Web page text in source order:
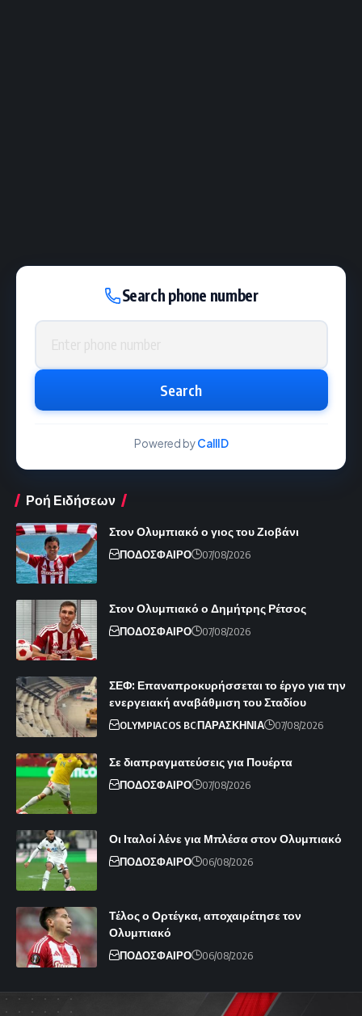
Search phone number
Phone number
Search
Powered byCallID
Ροή Ειδήσεων
Στον Ολυμπιακό ο γιος του Ζιοβάνι
ΠΟΔΟΣΦΑΙΡΟ 07/08/2026
Στον Ολυμπιακό ο Δημήτρης Ρέτσος
ΠΟΔΟΣΦΑΙΡΟ 07/08/2026
ΣΕΦ: Επαναπροκυρήσσεται το έργο για την
ενεργειακή αναβάθμιση του Σταδίου
OLYMPIACOS BCΠΑΡΑΣΚΗΝΙΑ 07/08/2026
Σε διαπραγματεύσεις για Πουέρτα
ΠΟΔΟΣΦΑΙΡΟ 07/08/2026
Οι Ιταλοί λένε για Μπλέσα στον Ολυμπιακό
ΠΟΔΟΣΦΑΙΡΟ 06/08/2026
Τέλος ο Ορτέγκα, αποχαιρέτησε τον
Ολυμπιακό
ΠΟΔΟΣΦΑΙΡΟ 06/08/2026